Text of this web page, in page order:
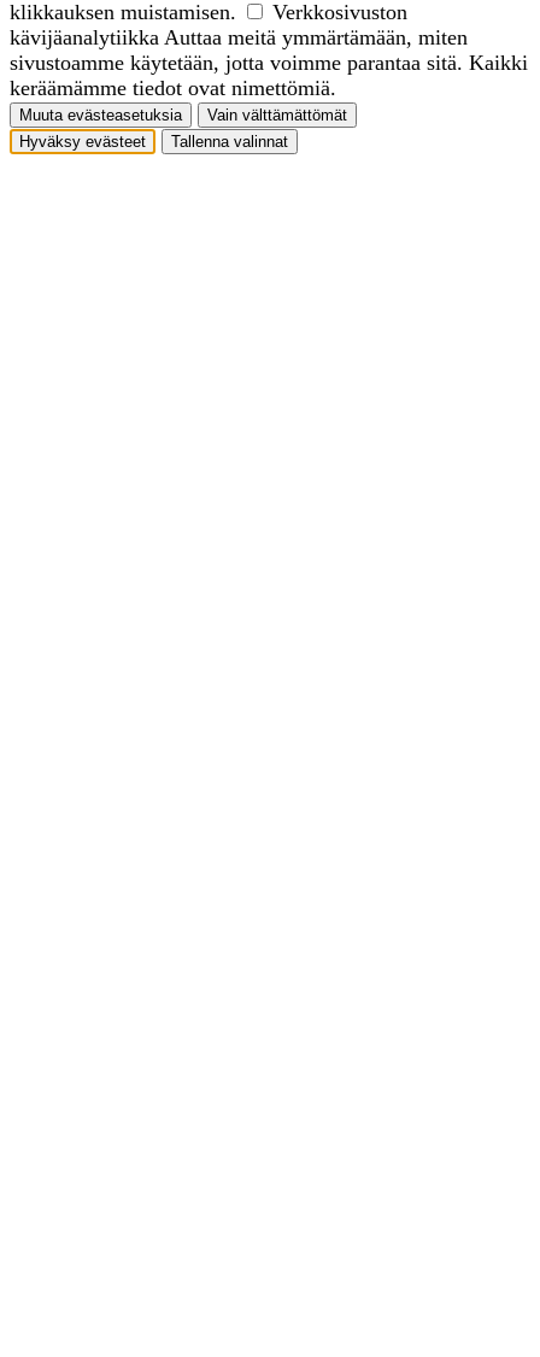
klikkauksen muistamisen.
Verkkosivuston
kävijäanalytiikka Auttaa meitä ymmärtämään, miten
sivustoamme käytetään, jotta voimme parantaa sitä. Kaikki
keräämämme tiedot ovat nimettömiä.
Muuta evästeasetuksia
Vain välttämättömät
Hyväksy evästeet
Tallenna valinnat